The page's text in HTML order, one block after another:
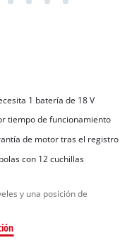
1 batería de 18 V
tiempo de funcionamiento
de motor tras el registro
con 12 cuchillas
y una posición de